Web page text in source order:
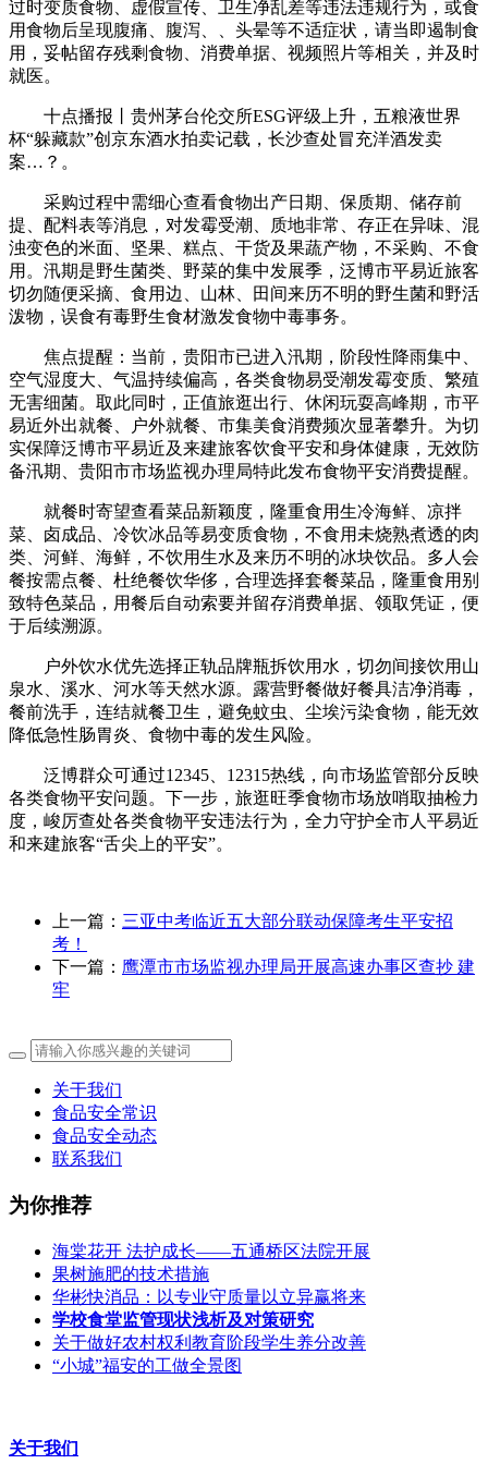
过时变质食物、虚假宣传、卫生净乱差等违法违规行为，或食
用食物后呈现腹痛、腹泻、、头晕等不适症状，请当即遏制食
用，妥帖留存残剩食物、消费单据、视频照片等相关，并及时
就医。
十点播报丨贵州茅台伦交所ESG评级上升，五粮液世界
杯“躲藏款”创京东酒水拍卖记载，长沙查处冒充洋酒发卖
案…？。
采购过程中需细心查看食物出产日期、保质期、储存前
提、配料表等消息，对发霉受潮、质地非常、存正在异味、混
浊变色的米面、坚果、糕点、干货及果蔬产物，不采购、不食
用。汛期是野生菌类、野菜的集中发展季，泛博市平易近旅客
切勿随便采摘、食用边、山林、田间来历不明的野生菌和野活
泼物，误食有毒野生食材激发食物中毒事务。
焦点提醒：当前，贵阳市已进入汛期，阶段性降雨集中、
空气湿度大、气温持续偏高，各类食物易受潮发霉变质、繁殖
无害细菌。取此同时，正值旅逛出行、休闲玩耍高峰期，市平
易近外出就餐、户外就餐、市集美食消费频次显著攀升。为切
实保障泛博市平易近及来建旅客饮食平安和身体健康，无效防
备汛期、贵阳市市场监视办理局特此发布食物平安消费提醒。
就餐时寄望查看菜品新颖度，隆重食用生冷海鲜、凉拌
菜、卤成品、冷饮冰品等易变质食物，不食用未烧熟煮透的肉
类、河鲜、海鲜，不饮用生水及来历不明的冰块饮品。多人会
餐按需点餐、杜绝餐饮华侈，合理选择套餐菜品，隆重食用别
致特色菜品，用餐后自动索要并留存消费单据、领取凭证，便
于后续溯源。
户外饮水优先选择正轨品牌瓶拆饮用水，切勿间接饮用山
泉水、溪水、河水等天然水源。露营野餐做好餐具洁净消毒，
餐前洗手，连结就餐卫生，避免蚊虫、尘埃污染食物，能无效
降低急性肠胃炎、食物中毒的发生风险。
泛博群众可通过12345、12315热线，向市场监管部分反映
各类食物平安问题。下一步，旅逛旺季食物市场放哨取抽检力
度，峻厉查处各类食物平安违法行为，全力守护全市人平易近
和来建旅客“舌尖上的平安”。
上一篇： 三亚中考临近五大部分联动保障考生平安招
考！
下一篇： 鹰潭市市场监视办理局开展高速办事区查抄 建
牢
关于我们
食品安全常识
食品安全动态
联系我们
为你推荐
海棠花开 法护成长——五通桥区法院开展
果树施肥的技术措施
华彬快消品：以专业守质量以立异赢将来
学校食堂监管现状浅析及对策研究
关于做好农村权利教育阶段学生养分改善
“小城”福安的工做全景图
关于我们